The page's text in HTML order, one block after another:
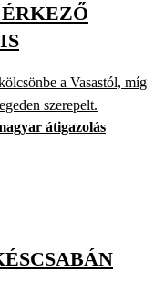
a Vasastól, míg
szerepelt.
átigazolás